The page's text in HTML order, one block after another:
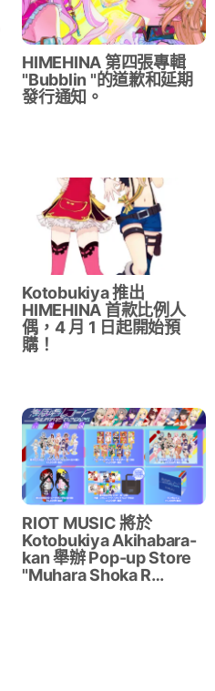
HIMEHINA 第四張專輯
"Bubblin "的道歉和延期
發行通知。
Kotobukiya 推出
HIMEHINA 首款比例人
偶，4 月 1 日起開始預
購！
RIOT MUSIC 將於
Kotobukiya Akihabara-
kan 舉辦 Pop-up Store
"Muhara Shoka R…